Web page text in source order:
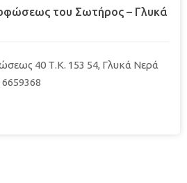
του Σωτήρος – Γλυκά
40 Τ.Κ. 153 54, Γλυκά Νερά